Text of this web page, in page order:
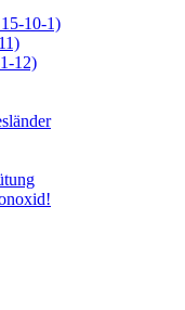
10-1)
12)